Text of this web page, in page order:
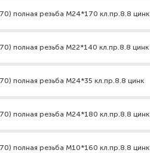
полная резьба М24*170 кл.пр.8.8 цинк
полная резьба М22*140 кл.пр.8.8 цинк
полная резьба М24*35 кл.пр.8.8 цинк
полная резьба М24*180 кл.пр.8.8 цинк
полная резьба М10*160 кл.пр.8.8 цинк